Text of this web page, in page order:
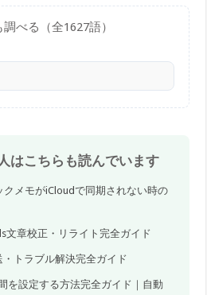
べる（全1627語）
はこちらも読んでいます
クメモがiCloudで同期されない時の
文章校正・リライト完全ガイド
トラブル解決完全ガイド
を設定する方法完全ガイド｜自動